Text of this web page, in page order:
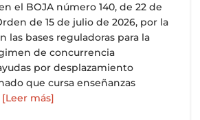
el BOJA número 140, de 22 de
de 15 de julio de 2026, por la
las bases reguladoras para la
de concurrencia
por desplazamiento
que cursa enseñanzas
[Leer más]